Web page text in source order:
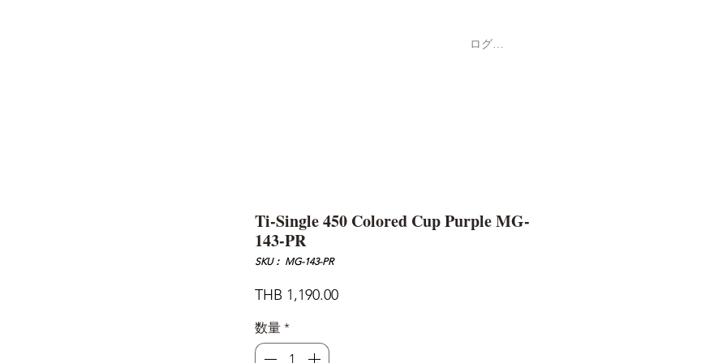
ログイン
Ti-Single 450 Colored Cup Purple MG-
143-PR
SKU： MG-143-PR
THB 1,190.00価
数量 *